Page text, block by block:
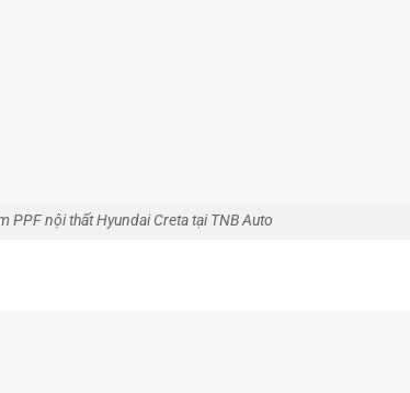
PPF nội thất Hyundai Creta tại TNB Auto